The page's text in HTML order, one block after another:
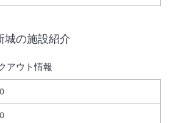
城の施設紹介
アウト情報